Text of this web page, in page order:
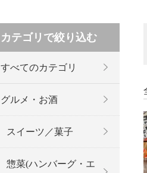
カテゴリで絞り込む
すべてのカテゴリ
グルメ・お酒
スイーツ／菓子
惣菜(ハンバーグ・エ